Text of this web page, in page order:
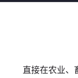
直接在农业、